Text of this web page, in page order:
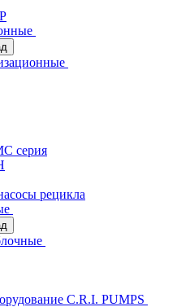
серия
рецикла
C.R.I. PUMPS